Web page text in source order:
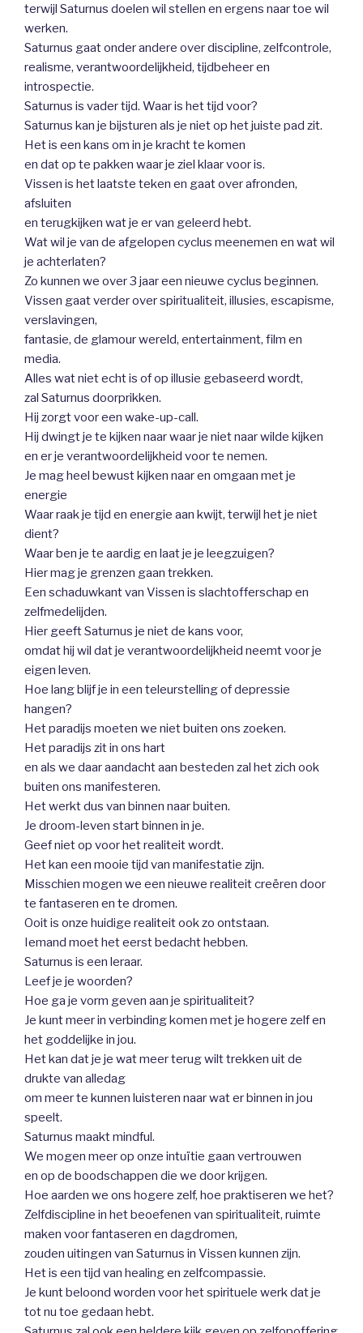
terwijl Saturnus doelen wil stellen en ergens naar toe wil
werken.
Saturnus gaat onder andere over discipline, zelfcontrole,
realisme, verantwoordelijkheid, tijdbeheer en
introspectie.
Saturnus is vader tijd. Waar is het tijd voor?
Saturnus kan je bijsturen als je niet op het juiste pad zit.
Het is een kans om in je kracht te komen
en dat op te pakken waar je ziel klaar voor is.
Vissen is het laatste teken en gaat over afronden,
afsluiten
en terugkijken wat je er van geleerd hebt.
Wat wil je van de afgelopen cyclus meenemen en wat wil
je achterlaten?
Zo kunnen we over 3 jaar een nieuwe cyclus beginnen.
Vissen gaat verder over spiritualiteit, illusies, escapisme,
verslavingen,
fantasie, de glamour wereld, entertainment, film en
media.
Alles wat niet echt is of op illusie gebaseerd wordt,
zal Saturnus doorprikken.
Hij zorgt voor een wake-up-call.
Hij dwingt je te kijken naar waar je niet naar wilde kijken
en er je verantwoordelijkheid voor te nemen.
Je mag heel bewust kijken naar en omgaan met je
energie
Waar raak je tijd en energie aan kwijt, terwijl het je niet
dient?
Waar ben je te aardig en laat je je leegzuigen?
Hier mag je grenzen gaan trekken.
Een schaduwkant van Vissen is slachtofferschap en
zelfmedelijden.
Hier geeft Saturnus je niet de kans voor,
omdat hij wil dat je verantwoordelijkheid neemt voor je
eigen leven.
Hoe lang blijf je in een teleurstelling of depressie
hangen?
Het paradijs moeten we niet buiten ons zoeken.
Het paradijs zit in ons hart
en als we daar aandacht aan besteden zal het zich ook
buiten ons manifesteren.
Het werkt dus van binnen naar buiten.
Je droom-leven start binnen in je.
Geef niet op voor het realiteit wordt.
Het kan een mooie tijd van manifestatie zijn.
Misschien mogen we een nieuwe realiteit creëren door
te fantaseren en te dromen.
Ooit is onze huidige realiteit ook zo ontstaan.
Iemand moet het eerst bedacht hebben.
Saturnus is een leraar.
Leef je je woorden?
Hoe ga je vorm geven aan je spiritualiteit?
Je kunt meer in verbinding komen met je hogere zelf en
het goddelijke in jou.
Het kan dat je je wat meer terug wilt trekken uit de
drukte van alledag
om meer te kunnen luisteren naar wat er binnen in jou
speelt.
Saturnus maakt mindful.
We mogen meer op onze intuïtie gaan vertrouwen
en op de boodschappen die we door krijgen.
Hoe aarden we ons hogere zelf, hoe praktiseren we het?
Zelfdiscipline in het beoefenen van spiritualiteit, ruimte
maken voor fantaseren en dagdromen,
zouden uitingen van Saturnus in Vissen kunnen zijn.
Het is een tijd van healing en zelfcompassie.
Je kunt beloond worden voor het spirituele werk dat je
tot nu toe gedaan hebt.